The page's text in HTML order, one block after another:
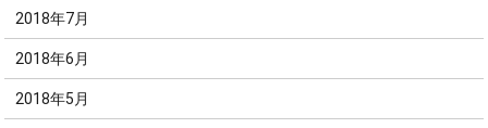
2018年7月
2018年6月
2018年5月